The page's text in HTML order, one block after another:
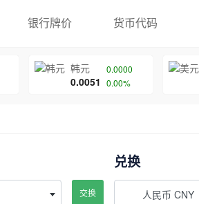
银行牌价 货币代码
韩元
0.0051
0.0000
0.00%
交换
兑换
人民币 CNY